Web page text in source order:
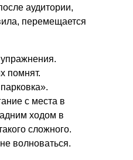
аудитории,
перемещается
помнят.
с места в
ходом в
сложного.
волноваться.